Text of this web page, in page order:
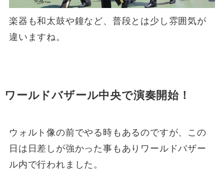
楽器も和太鼓や鐘など、普段とは少し雰囲気が
違いますね。
ワールドバザール中央で演奏開始！
ウォルト像の前でやる時もあるのですが、この
日は日差しが強かった事もありワールドバザー
ル内で行われました。